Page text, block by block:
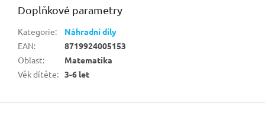
Doplňkové parametry
Kategorie:
Náhradní díly
EAN:
8719924005153
Oblast:
Matematika
Věk dítěte: 3-6 let
Z